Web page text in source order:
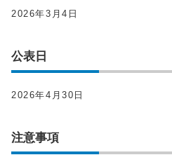
2026年3月4日
公表日
2026年4月30日
注意事項